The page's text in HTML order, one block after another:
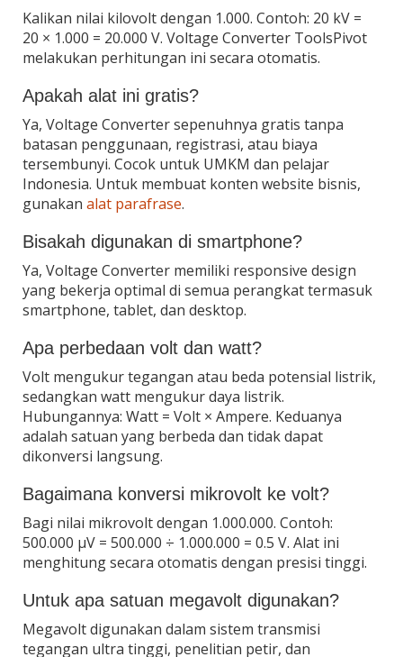
Kalikan nilai kilovolt dengan 1.000. Contoh: 20 kV =
20 × 1.000 = 20.000 V. Voltage Converter ToolsPivot
melakukan perhitungan ini secara otomatis.
Apakah alat ini gratis?
Ya, Voltage Converter sepenuhnya gratis tanpa
batasan penggunaan, registrasi, atau biaya
tersembunyi. Cocok untuk UMKM dan pelajar
Indonesia. Untuk membuat konten website bisnis,
gunakan alat parafrase.
Bisakah digunakan di smartphone?
Ya, Voltage Converter memiliki responsive design
yang bekerja optimal di semua perangkat termasuk
smartphone, tablet, dan desktop.
Apa perbedaan volt dan watt?
Volt mengukur tegangan atau beda potensial listrik,
sedangkan watt mengukur daya listrik.
Hubungannya: Watt = Volt × Ampere. Keduanya
adalah satuan yang berbeda dan tidak dapat
dikonversi langsung.
Bagaimana konversi mikrovolt ke volt?
Bagi nilai mikrovolt dengan 1.000.000. Contoh:
500.000 µV = 500.000 ÷ 1.000.000 = 0.5 V. Alat ini
menghitung secara otomatis dengan presisi tinggi.
Untuk apa satuan megavolt digunakan?
Megavolt digunakan dalam sistem transmisi
tegangan ultra tinggi, penelitian petir, dan